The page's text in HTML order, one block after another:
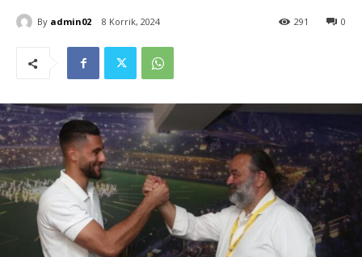
By admin02 8 Korrik, 2024 0
291